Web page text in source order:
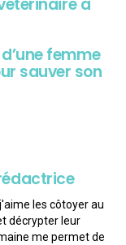
a
femme
sauver son
les côtoyer au
décrypter leur
me permet de